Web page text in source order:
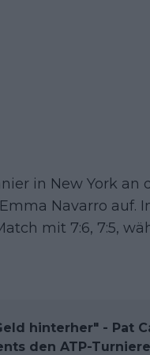
in New York an
Navarro auf.
mit 7:6, 7:5,
hinterher" - Pat
den ATP-